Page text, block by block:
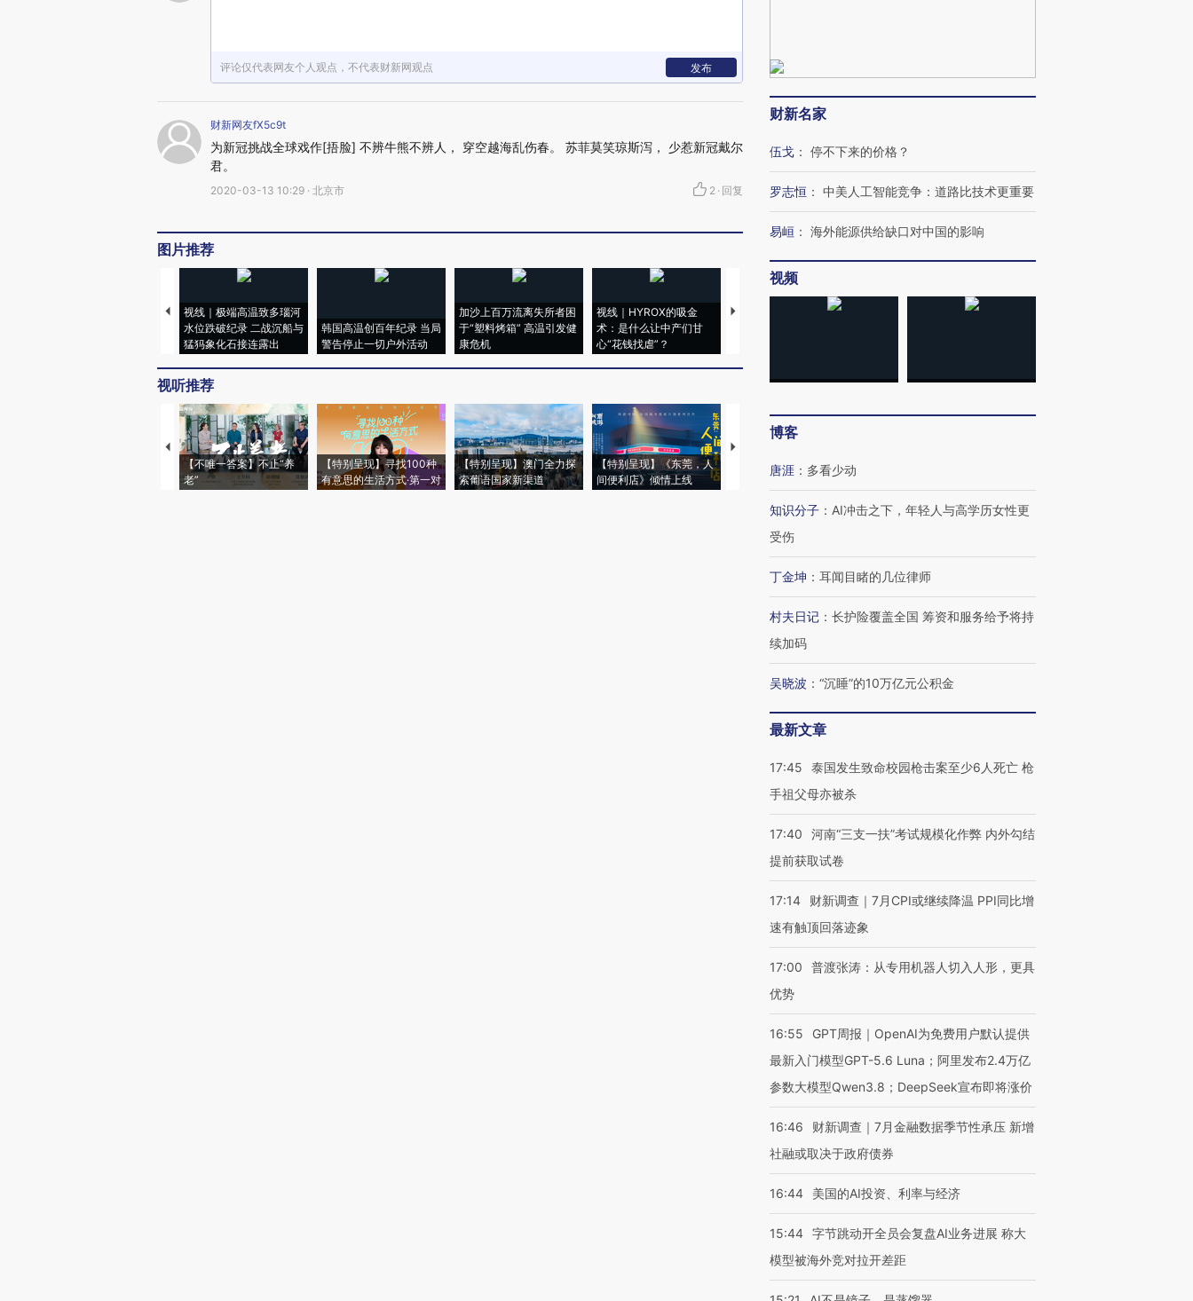
评论仅代表网友个人观点，不代表财新网观点 发布
财新网友fX5c9t
为新冠挑战全球戏作[捂脸] 不辨牛熊不辨人， 穿空越海乱伤春。 苏菲莫笑琼斯泻， 少惹新冠戴尔
君。
2020-03-13 10:29 · 北京市 2 · 回复
图片推荐
视线｜极端高温致多瑙河
水位跌破纪录 二战沉船与
猛犸象化石接连露出
韩国高温创百年纪录 当局
警告停止一切户外活动
加沙上百万流离失所者困
于“塑料烤箱” 高温引发健
康危机
视线｜HYROX的吸金
术：是什么让中产们甘
心“花钱找虐”？
马航飞行员跨国走私7万
视线｜被称为“蟑螂”的印
视听推荐
【不唯一答案】不止“养
老”
【特别呈现】寻找100种
有意思的生活方式·第一对
【特别呈现】澳门全力探
索葡语国家新渠道
【特别呈现】《东莞，人
间便利店》倾情上线
【推广】走进第四届链博
会，让数智科技“链”接产
财新名家
伍戈 ： 停不下来的价格？
罗志恒 ： 中美人工智能竞争：道路比技术更重要
易峘 ： 海外能源供给缺口对中国的影响
视频
博客
唐涯 ： 多看少动
知识分子 ： AI冲击之下，年轻人与高学历女性更
受伤
丁金坤 ： 耳闻目睹的几位律师
村夫日记 ： 长护险覆盖全国 筹资和服务给予将持
续加码
吴晓波 ： “沉睡”的10万亿元公积金
最新文章
17:45
泰国发生致命校园枪击案至少6人死亡 枪
手祖父母亦被杀
17:40
河南“三支一扶”考试规模化作弊 内外勾结
提前获取试卷
17:14
财新调查｜7月CPI或继续降温 PPI同比增
速有触顶回落迹象
17:00
普渡张涛：从专用机器人切入人形，更具
优势
16:55
GPT周报｜OpenAI为免费用户默认提供
最新入门模型GPT-5.6 Luna；阿里发布2.4万亿
参数大模型Qwen3.8；DeepSeek宣布即将涨价
16:46
财新调查｜7月金融数据季节性承压 新增
社融或取决于政府债券
16:44 美国的AI投资、利率与经济
15:44 字节跳动开全员会复盘AI业务进展 称大
模型被海外竞对拉开差距